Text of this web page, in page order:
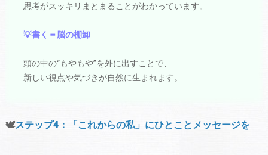
思考がスッキリまとまることがわかっています。
💡書く＝脳の棚卸
頭の中の“もやもや”を外に出すことで、
新しい視点や気づきが自然に生まれます。
🕊️ステップ4：「これからの私」にひとことメッセージを